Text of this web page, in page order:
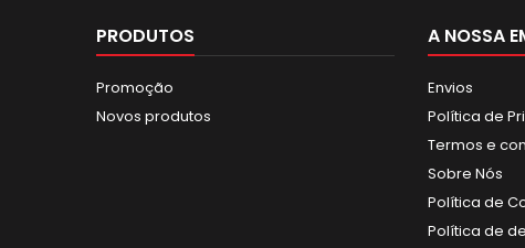
PRODUTOS
Promoção
Novos produtos
A NOSSA
Envios
Política de
Termos e
Sobre Nós
Política de
Política de